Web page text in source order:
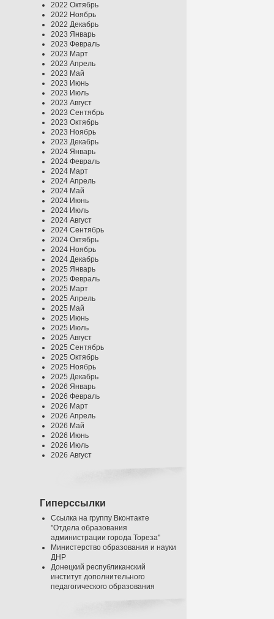
2022 Октябрь
2022 Ноябрь
2022 Декабрь
2023 Январь
2023 Февраль
2023 Март
2023 Апрель
2023 Май
2023 Июнь
2023 Июль
2023 Август
2023 Сентябрь
2023 Октябрь
2023 Ноябрь
2023 Декабрь
2024 Январь
2024 Февраль
2024 Март
2024 Апрель
2024 Май
2024 Июнь
2024 Июль
2024 Август
2024 Сентябрь
2024 Октябрь
2024 Ноябрь
2024 Декабрь
2025 Январь
2025 Февраль
2025 Март
2025 Апрель
2025 Май
2025 Июнь
2025 Июль
2025 Август
2025 Сентябрь
2025 Октябрь
2025 Ноябрь
2025 Декабрь
2026 Январь
2026 Февраль
2026 Март
2026 Апрель
2026 Май
2026 Июнь
2026 Июль
2026 Август
Гиперссылки
Ссылка на группу Вконтакте
"Отдела образования
администрации города Тореза"
Министерство образования и науки
ДНР
Донецкий республиканский
институт дополнительного
педагогического образования